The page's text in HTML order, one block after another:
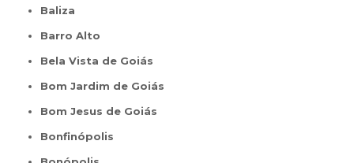
Baliza
Barro Alto
Bela Vista de Goiás
Bom Jardim de Goiás
Bom Jesus de Goiás
Bonfinópolis